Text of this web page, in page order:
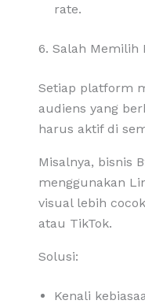
rate.
6. Salah Memilih
Setiap platform
audiens yang
harus aktif di
Misalnya, bisnis
menggunakan
visual lebih
atau TikTok.
Solusi:
Kenali